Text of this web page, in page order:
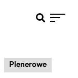
Otwiera pole
Plenerowe